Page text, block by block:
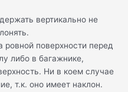
вертикально не
поверхности перед
либо в багажнике,
Ни в коем случае
т.к. оно имеет наклон.